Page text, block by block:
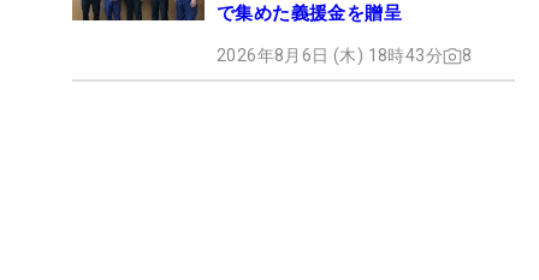
で集めた義援金を贈呈
2026年8月6日 (木) 18時43分 8